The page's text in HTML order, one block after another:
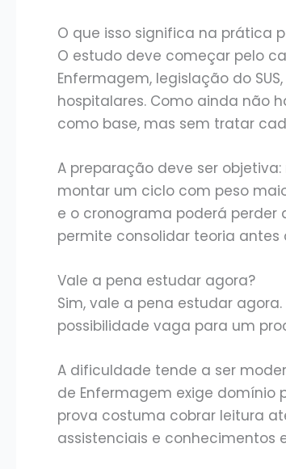
O que isso significa na prática
O estudo deve começar pelo
Enfermagem, legislação do
hospitalares. Como ainda não
como base, mas sem tratar
A preparação deve ser
montar um ciclo com peso
e o cronograma poderá
permite consolidar teoria antes
Vale a pena estudar agora?
Sim, vale a pena estudar
possibilidade vaga para um
A dificuldade tende a ser
de Enfermagem exige domínio
prova costuma cobrar leitura
assistenciais e conhecimentos